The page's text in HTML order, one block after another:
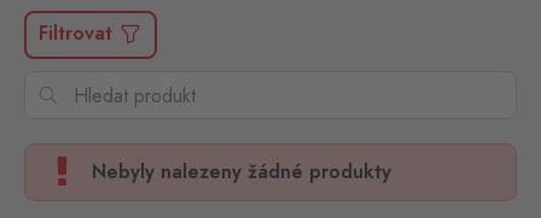
Filtrovat
Nebyly nalezeny žádné produkty